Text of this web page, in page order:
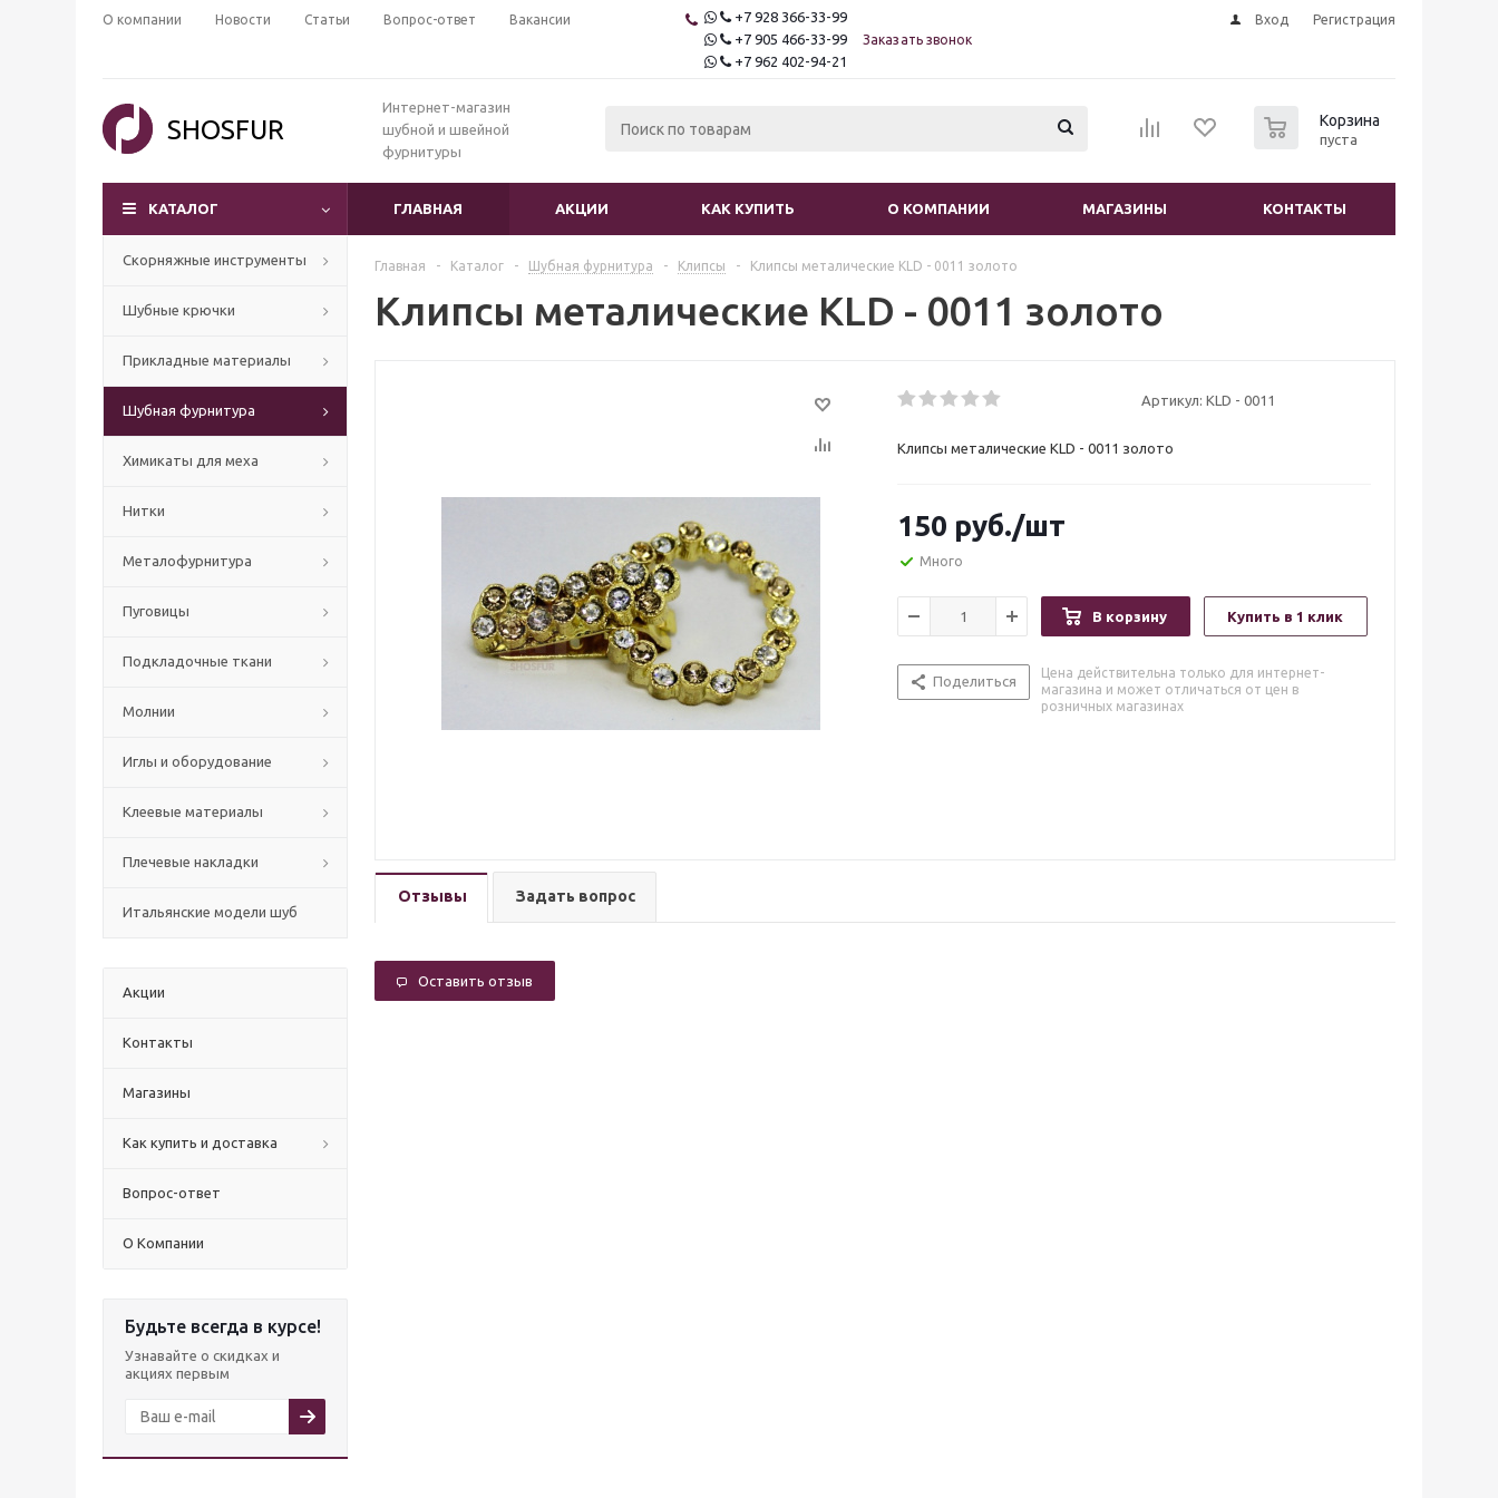
О компании Новости Статьи Вопрос-ответ Вакансии
+7 928 366-33-99
+7 905 466-33-99
+7 962 402-94-21
Заказать звонок
Вход Регистрация
SHOSFUR
Интернет-магазин
шубной и швейной
фурнитуры
Корзина
пуста
КАТАЛОГ ГЛАВНАЯ АКЦИИ КАК КУПИТЬ О КОМПАНИИ МАГАЗИНЫ КОНТАКТЫ
Скорняжные инструменты
Шубные крючки
Прикладные материалы
Шубная фурнитура
Химикаты для меха
Нитки
Mеталофурнитура
Пуговицы
Подкладочные ткани
Молнии
Иглы и оборудование
Клеевые материалы
Плечевые накладки
Итальянские модели шуб
Акции
Контакты
Магазины
Как купить и доставка
Вопрос-ответ
О Компании
Будьте всегда в курсе!
Узнавайте о скидках и
акциях первым
Главная - Каталог - Шубная фурнитура - Клипсы - Клипсы металические KLD - 0011 золото
Клипсы металические KLD - 0011 золото
Артикул: KLD - 0011
Клипсы металические KLD - 0011 золото
150 руб./шт
Много
В корзину Купить в 1 клик
Поделиться
Цена действительна только для интернет-
магазина и может отличаться от цен в
розничных магазинах
Отзывы Задать вопрос
Оставить отзыв